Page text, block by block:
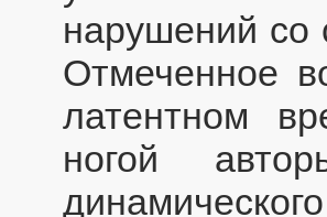
нарушений со
Отмеченное
латентном
ногой